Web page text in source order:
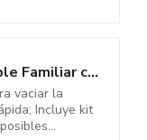
Intex Piscina Hinchable Familiar con Asientos, 229x229x66 cm, 990 litros, 4...
vaciar la
Incluye kit